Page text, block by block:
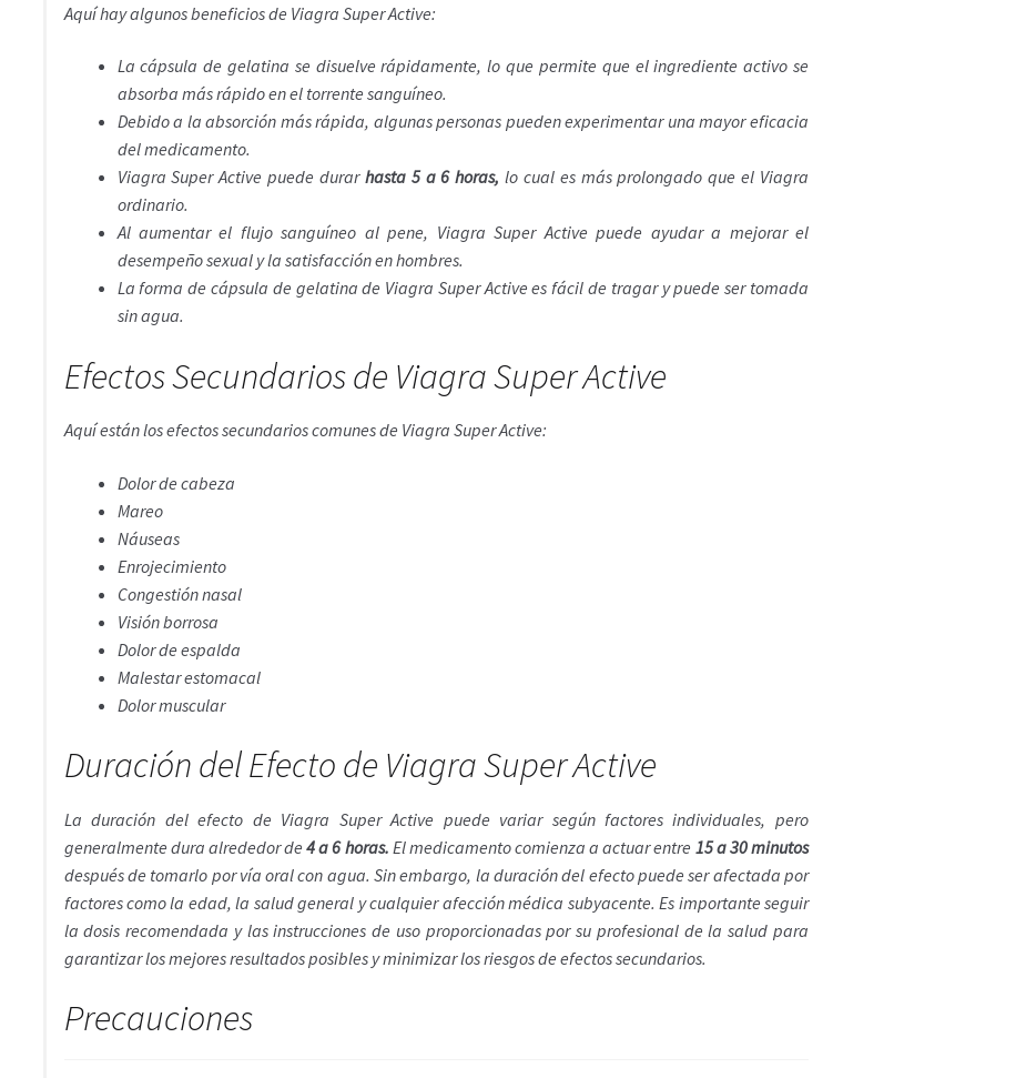
Aquí hay algunos beneficios de Viagra Super Active:
La cápsula de gelatina se disuelve rápidamente, lo que permite que el ingrediente activo se
absorba más rápido en el torrente sanguíneo.
Debido a la absorción más rápida, algunas personas pueden experimentar una mayor eficacia
del medicamento.
Viagra Super Active puede durar hasta 5 a 6 horas, lo cual es más prolongado que el Viagra
ordinario.
Al aumentar el flujo sanguíneo al pene, Viagra Super Active puede ayudar a mejorar el
desempeño sexual y la satisfacción en hombres.
La forma de cápsula de gelatina de Viagra Super Active es fácil de tragar y puede ser tomada
sin agua.
Efectos Secundarios de Viagra Super Active
Aquí están los efectos secundarios comunes de Viagra Super Active:
Dolor de cabeza
Mareo
Náuseas
Enrojecimiento
Congestión nasal
Visión borrosa
Dolor de espalda
Malestar estomacal
Dolor muscular
Duración del Efecto de Viagra Super Active
La duración del efecto de Viagra Super Active puede variar según factores individuales, pero
generalmente dura alrededor de 4 a 6 horas. El medicamento comienza a actuar entre 15 a 30 minutos
después de tomarlo por vía oral con agua. Sin embargo, la duración del efecto puede ser afectada por
factores como la edad, la salud general y cualquier afección médica subyacente. Es importante seguir
la dosis recomendada y las instrucciones de uso proporcionadas por su profesional de la salud para
garantizar los mejores resultados posibles y minimizar los riesgos de efectos secundarios.
Precauciones